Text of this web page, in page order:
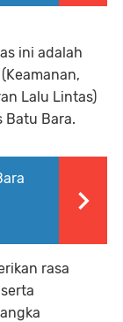
ini adalah
Lalu Lintas)
Batu Bara.
rasa